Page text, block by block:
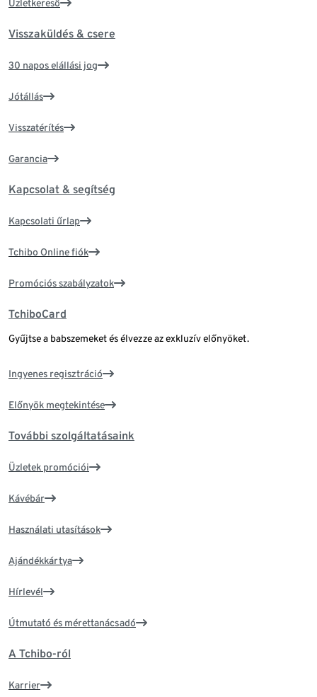
Üzletkereső
Visszaküldés & csere
30 napos elállási jog
Jótállás
Visszatérítés
Garancia
Kapcsolat & segítség
Kapcsolati űrlap
Tchibo Online fiók
Promóciós szabályzatok
TchiboCard
Gyűjtse a babszemeket és élvezze az exkluzív előnyöket.
Ingyenes regisztráció
Előnyök megtekintése
További szolgáltatásaink
Üzletek promóciói
Kávébár
Használati utasítások
Ajándékkártya
Hírlevél
Útmutató és mérettanácsadó
A Tchibo-ról
Karrier